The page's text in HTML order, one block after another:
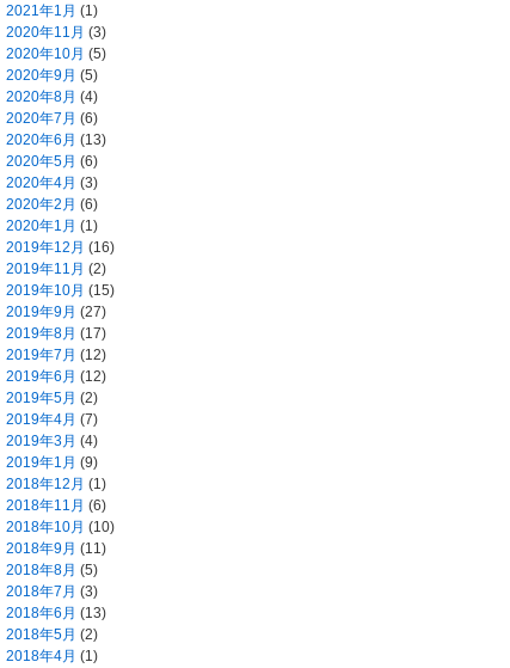
2021年1月 (1)
2020年11月 (3)
2020年10月 (5)
2020年9月 (5)
2020年8月 (4)
2020年7月 (6)
2020年6月 (13)
2020年5月 (6)
2020年4月 (3)
2020年2月 (6)
2020年1月 (1)
2019年12月 (16)
2019年11月 (2)
2019年10月 (15)
2019年9月 (27)
2019年8月 (17)
2019年7月 (12)
2019年6月 (12)
2019年5月 (2)
2019年4月 (7)
2019年3月 (4)
2019年1月 (9)
2018年12月 (1)
2018年11月 (6)
2018年10月 (10)
2018年9月 (11)
2018年8月 (5)
2018年7月 (3)
2018年6月 (13)
2018年5月 (2)
2018年4月 (1)